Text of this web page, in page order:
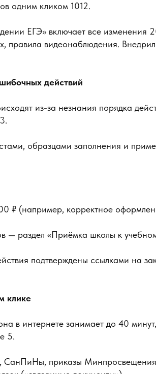
одним кликом 1012.
ЕГЭ» включает все изменения
правила видеонаблюдения.
действий
из-за незнания порядка
образцами заполнения и
₽ (например, корректное
— раздел «Приёмка школы к
подтверждены ссылками на
клике
в интернете занимает до 40
5.
СанПиНы, приказы